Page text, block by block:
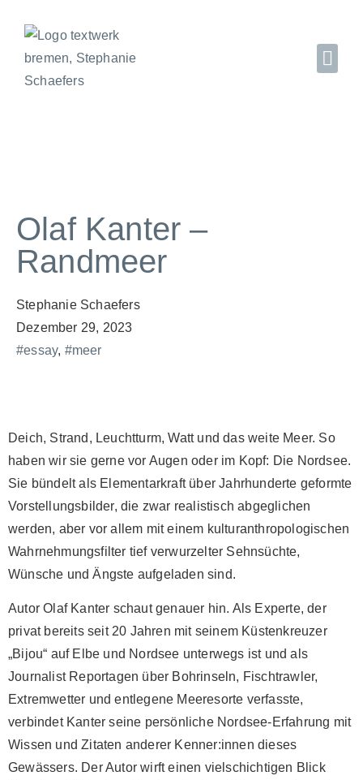
Olaf Kanter –
Randmeer
Stephanie Schaefers
Dezember 29, 2023
#essay, #meer
Deich, Strand, Leuchtturm, Watt und das weite Meer. So
haben wir sie gerne vor Augen oder im Kopf: Die Nordsee.
Sie bündelt als Elementarkraft über Jahrhunderte geformte
Vorstellungsbilder, die zwar realistisch abgeglichen
werden, aber vor allem mit einem kulturanthropologischen
Wahrnehmungsfilter tief verwurzelter Sehnsüchte,
Wünsche und Ängste aufgeladen sind.
Autor Olaf Kanter schaut genauer hin. Als Experte, der
privat bereits seit 20 Jahren mit seinem Küstenkreuzer
„Bijou“ auf Elbe und Nordsee unterwegs ist und als
Journalist Reportagen über Bohrinseln, Fischtrawler,
Extremwetter und entlegene Meeresorte verfasste,
verbindet Kanter seine persönliche Nordsee-Erfahrung mit
Wissen und Zitaten anderer Kenner:innen dieses
Gewässers. Der Autor wirft einen vielschichtigen Blick